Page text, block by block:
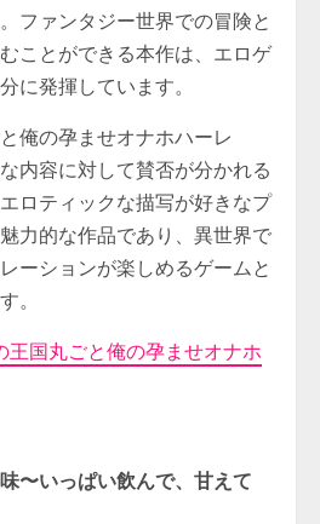
ファンタジー世界での冒険と
ことができる本作は、エロゲ
に発揮しています。
俺の孕ませオナホハーレ
内容に対して賛否が分かれる
ロティックな描写が好きなプ
力的な作品であり、異世界で
ーションが楽しめるゲームと
。
王国丸ごと俺の孕ませオナホ
〜いっぱい飲んで、甘えて